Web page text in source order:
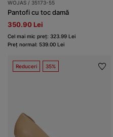
WOJAS / 35173-55
Pantofi cu toc damă
350.90 Lei
Cel mai mic preț: 323.99 Lei
Preț normal: 539.00 Lei
Reduceri 35%